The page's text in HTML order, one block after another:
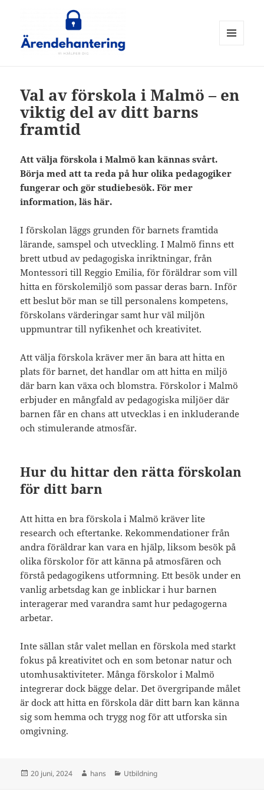
Val av förskola i Malmö – en
viktig del av ditt barns
framtid
Att välja förskola i Malmö kan kännas svårt.
Börja med att ta reda på hur olika pedagogiker
fungerar och gör studiebesök. För mer
information, läs här.
I förskolan läggs grunden för barnets framtida
lärande, samspel och utveckling. I Malmö finns ett
brett utbud av pedagogiska inriktningar, från
Montessori till Reggio Emilia, för föräldrar som vill
hitta en förskolemiljö som passar deras barn. Inför
ett beslut bör man se till personalens kompetens,
förskolans värderingar samt hur väl miljön
uppmuntrar till nyfikenhet och kreativitet.
Att välja förskola kräver mer än bara att hitta en
plats för barnet, det handlar om att hitta en miljö
där barn kan växa och blomstra. Förskolor i Malmö
erbjuder en mångfald av pedagogiska miljöer där
barnen får en chans att utvecklas i en inkluderande
och stimulerande atmosfär.
Hur du hittar den rätta förskolan
för ditt barn
Att hitta en bra förskola i Malmö kräver lite
research och eftertanke. Rekommendationer från
andra föräldrar kan vara en hjälp, liksom besök på
olika förskolor för att känna på atmosfären och
förstå pedagogikens utformning. Ett besök under en
vanlig arbetsdag kan ge inblickar i hur barnen
interagerar med varandra samt hur pedagogerna
arbetar.
Inte sällan står valet mellan en förskola med starkt
fokus på kreativitet och en som betonar natur och
utomhusaktiviteter. Många förskolor i Malmö
integrerar dock bägge delar. Det övergripande målet
är dock att hitta en förskola där ditt barn kan känna
sig som hemma och trygg nog för att utforska sin
omgivning.
Postat
20 juni, 2024 Författare
hans Kategorier
Utbildning